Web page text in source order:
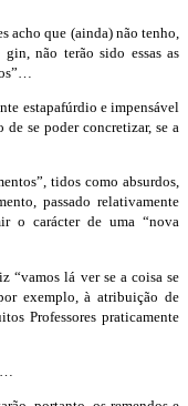
acho que (ainda) não tenho,
não terão sido essas as
estapafúrdio e impensável
de se poder concretizar, se a
tidos como absurdos,
passado relativamente
o carácter de uma “nova
“vamos lá ver se a coisa se
exemplo, à atribuição de
Professores praticamente